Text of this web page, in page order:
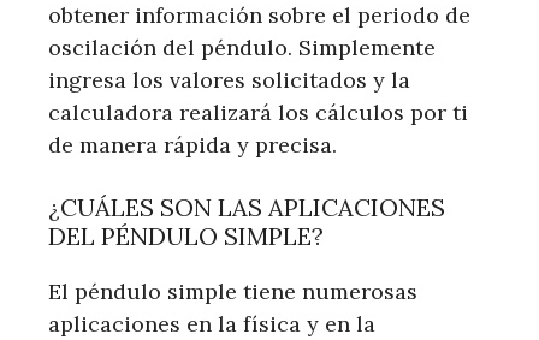
obtener información sobre el periodo de
oscilación del péndulo. Simplemente
ingresa los valores solicitados y la
calculadora realizará los cálculos por ti
de manera rápida y precisa.
¿CUÁLES SON LAS APLICACIONES
DEL PÉNDULO SIMPLE?
El péndulo simple tiene numerosas
aplicaciones en la física y en la